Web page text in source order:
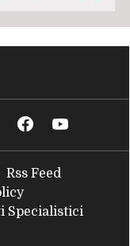
Rss Feed
Specialistici